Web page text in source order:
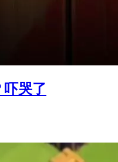
吓哭了